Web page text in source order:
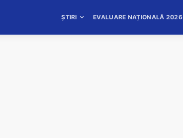
ȘTIRI EVALUARE NAȚIONALĂ 2026